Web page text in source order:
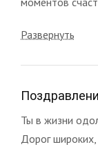
Развернуть
Ты в жизни
Дорог широких,